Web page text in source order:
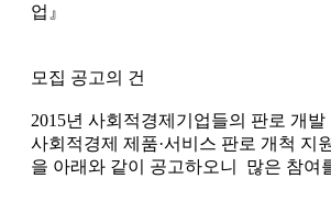
업』
참가
모집 공고의 건
2015년 사회적경제기업들의 판로 개
사회적경제 제품·서비스 판로 개척 지
을 아래와 같이 공고하오니 많은 참여
2015.